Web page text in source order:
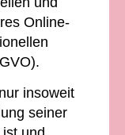
Online-
insoweit
seiner